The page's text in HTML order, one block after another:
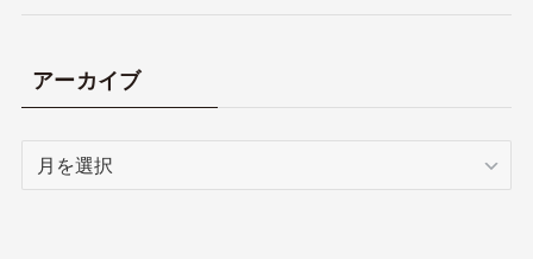
アーカイブ